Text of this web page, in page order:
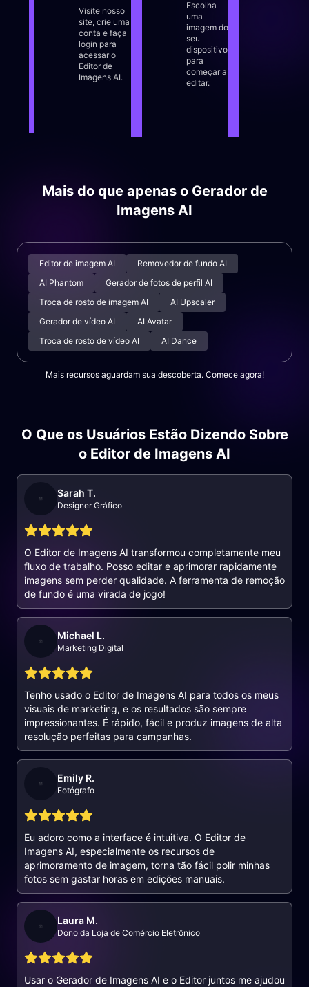
Visite nosso
site, crie uma
conta e faça
login para
acessar o
Editor de
Imagens AI.
Escolha
uma
imagem do
seu
dispositivo
para
começar a
editar.
Mais do que apenas o Gerador de
Imagens AI
Editor de imagem AI
Removedor de fundo AI
AI Phantom
Gerador de fotos de perfil AI
Troca de rosto de imagem AI
AI Upscaler
Gerador de vídeo AI
AI Avatar
Troca de rosto de vídeo AI
AI Dance
Mais recursos aguardam sua descoberta. Comece agora!
O Que os Usuários Estão Dizendo Sobre
o Editor de Imagens AI
Sarah T.
Designer Gráfico
O Editor de Imagens AI transformou completamente meu
fluxo de trabalho. Posso editar e aprimorar rapidamente
imagens sem perder qualidade. A ferramenta de remoção
de fundo é uma virada de jogo!
Michael L.
Marketing Digital
Tenho usado o Editor de Imagens AI para todos os meus
visuais de marketing, e os resultados são sempre
impressionantes. É rápido, fácil e produz imagens de alta
resolução perfeitas para campanhas.
Emily R.
Fotógrafo
Eu adoro como a interface é intuitiva. O Editor de
Imagens AI, especialmente os recursos de
aprimoramento de imagem, torna tão fácil polir minhas
fotos sem gastar horas em edições manuais.
Laura M.
Dono da Loja de Comércio Eletrônico
Usar o Gerador de Imagens AI e o Editor juntos me ajudou